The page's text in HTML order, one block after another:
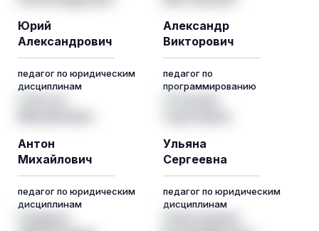
Юрий
Александрович
педагог по юридическим
дисциплинам
Александр
Викторович
педагог по
программированию
Антон
Михайлович
педагог по юридическим
дисциплинам
Ульяна
Сергеевна
педагог по юридическим
дисциплинам